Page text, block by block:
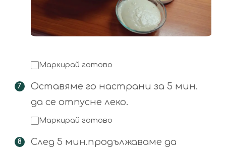
Маркирай готово
Оставяме го настрани за 5 мин.
да се отпусне леко.
Маркирай готово
След 5 мин.продължаваме да